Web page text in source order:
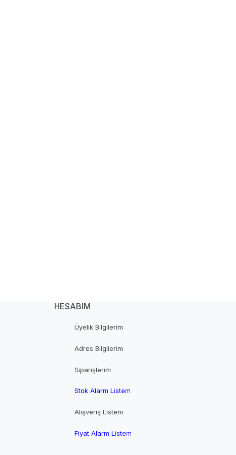
HESABIM
Üyelik Bilgilerim
Adres Bilgilerim
Siparişlerim
Stok Alarm Listem
Alışveriş Listem
Fiyat Alarm Listem